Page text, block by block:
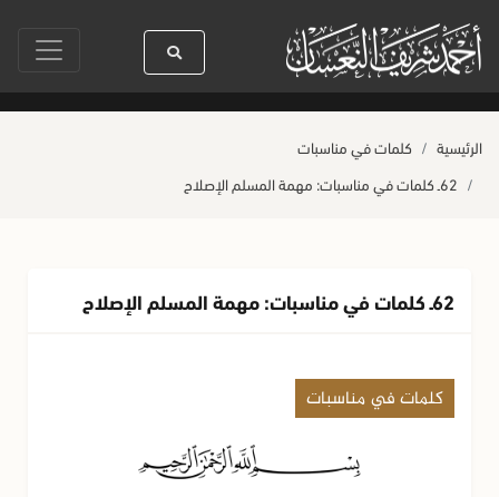
الله ﷺ كله رحمة صلاة آخر أربعاء من صفر حياة القلوب وصحتها
الرئيسية
كلمات في مناسبات
62ـ كلمات في مناسبات: مهمة المسلم الإصلاح
62ـ كلمات في مناسبات: مهمة المسلم الإصلاح
كلمات في مناسبات